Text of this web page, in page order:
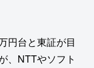
円台と東証が目
、NTTやソフト